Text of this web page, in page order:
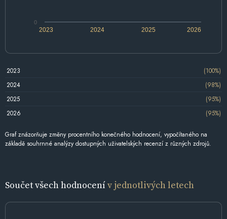
2024 2026
2023 2025
0
2023
(100%)
2024
(98%)
2025
(95%)
2026
(95%)
Graf znázorňuje změny procentního konečného hodnocení, vypočítaného na
základě souhrnné analýzy dostupných uživatelských recenzí z různých zdrojů.
Součet všech hodnocenív jednotlivých letech